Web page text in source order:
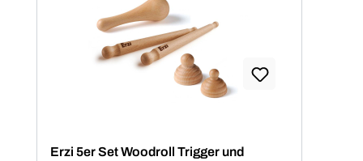
Erzi 5er Set Woodroll Trigger und